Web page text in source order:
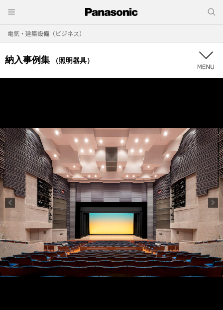
電気・建築設備（ビジネス）
納入事例集 （照明器具）